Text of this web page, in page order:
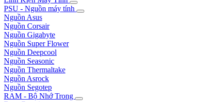
PSU - Nguồn máy tính
Nguồn Asus
Nguồn Corsair
Nguồn Gigabyte
Nguồn Super Flower
Nguồn Deepcool
Nguồn Seasonic
Nguồn Thermaltake
Nguồn Asrock
Nguồn Segotep
RAM - Bộ Nhớ Trong